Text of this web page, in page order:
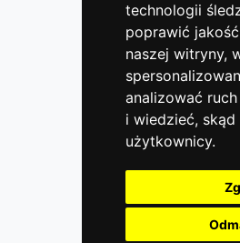
technologii
poprawić
naszej witryny,
analizować
i wiedzieć,
użytkownicy.
Lustra do
Lustra
Lustra do
Szyby
Lustra do
Lustra do
Lustra na